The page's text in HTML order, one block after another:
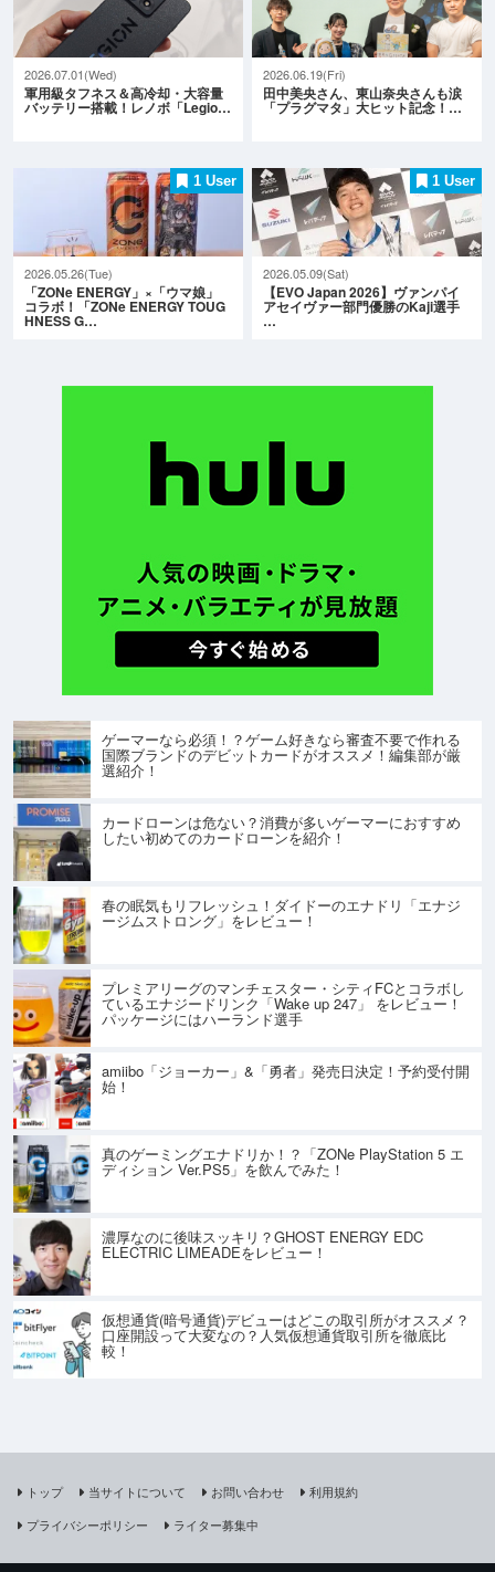
2026.07.01(Wed)
軍用級タフネス＆高冷却・大容量
バッテリー搭載！レノボ「Legio…
2026.06.19(Fri)
田中美央さん、東山奈央さんも涙
「プラグマタ」大ヒット記念！…
1 User
2026.05.26(Tue)
「ZONe ENERGY」×「ウマ娘」
コラボ！「ZONe ENERGY TOUG
HNESS G…
1 User
2026.05.09(Sat)
【EVO Japan 2026】ヴァンパイ
アセイヴァー部門優勝のKaji選手
…
ゲーマーなら必須！？ゲーム好きなら審査不要で作れる
国際ブランドのデビットカードがオススメ！編集部が厳
選紹介！
カードローンは危ない？消費が多いゲーマーにおすすめ
したい初めてのカードローンを紹介！
春の眠気もリフレッシュ！ダイドーのエナドリ「エナジ
ージムストロング」をレビュー！
プレミアリーグのマンチェスター・シティFCとコラボし
ているエナジードリンク「Wake up 247」 をレビュー！
パッケージにはハーランド選手
amiibo「ジョーカー」&「勇者」発売日決定！予約受付開
始！
真のゲーミングエナドリか！？「ZONe PlayStation 5 エ
ディション Ver.PS5」を飲んでみた！
濃厚なのに後味スッキリ？GHOST ENERGY EDC
ELECTRIC LIMEADEをレビュー！
仮想通貨(暗号通貨)デビューはどこの取引所がオススメ？
口座開設って大変なの？人気仮想通貨取引所を徹底比
較！
トップ 当サイトについて お問い合わせ
利用規約
プライバシーポリシー
ライター募集中